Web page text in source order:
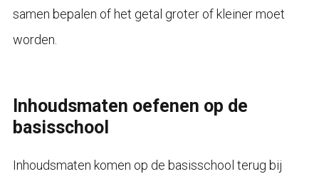
samen bepalen of het getal groter of kleiner moet
worden.
Inhoudsmaten oefenen op de
basisschool
Inhoudsmaten komen op de basisschool terug bij